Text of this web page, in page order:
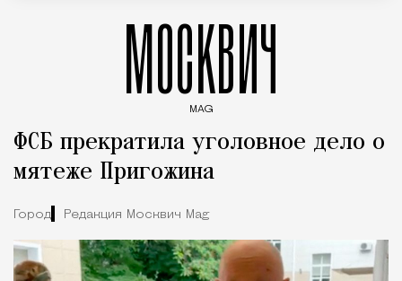
МОСКВИЧ
MAG
ФСБ прекратила уголовное дело о
мятеже Пригожина
Город Редакция Москвич Mag